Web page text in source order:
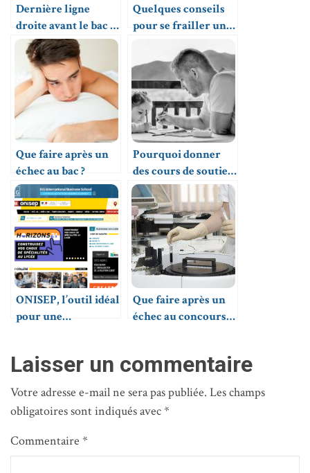
Dernière ligne
droite avant le bac :
les 3 conseils de
Clevermate
Quelques conseils
pour se frailler un
chemin dans les
études post bac
Que faire après un
échec au bac ?
Pourquoi donner
des cours de soutien
au domicile des
élèves ?
ONISEP, l’outil idéal
pour une
Que faire après un
échec au concours
Laisser un commentaire
Votre adresse e-mail ne sera pas publiée. Les champs
obligatoires sont indiqués avec*
Commentaire *